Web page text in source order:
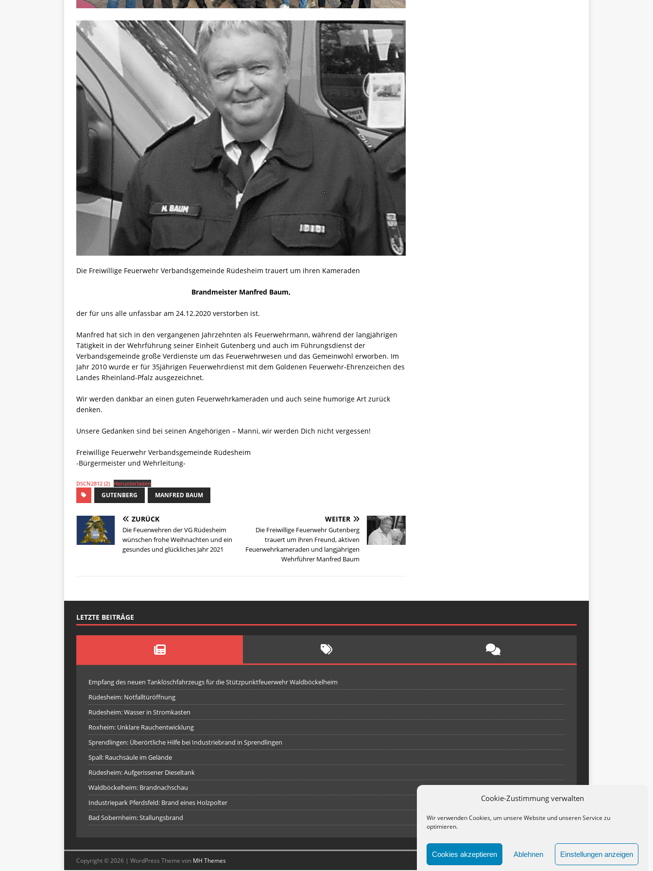
Cookie-Zustimmung verwalten
Wir verwenden Cookies, um unsere Website und unseren Service zu
optimieren.
Cookies akzeptieren Ablehnen Einstellungen anzeigen
Die Freiwillige Feuerwehr Verbandsgemeinde Rüdesheim trauert um ihren Kameraden
Brandmeister Manfred Baum,
der für uns alle unfassbar am 24.12.2020 verstorben ist.
Manfred hat sich in den vergangenen Jahrzehnten als Feuerwehrmann, während der langjährigen
Tätigkeit in der Wehrführung seiner Einheit Gutenberg und auch im Führungsdienst der
Verbandsgemeinde große Verdienste um das Feuerwehrwesen und das Gemeinwohl erworben. Im
Jahr 2010 wurde er für 35jährigen Feuerwehrdienst mit dem Goldenen Feuerwehr-Ehrenzeichen des
Landes Rheinland-Pfalz ausgezeichnet.
Wir werden dankbar an einen guten Feuerwehrkameraden und auch seine humorige Art zurück
denken.
Unsere Gedanken sind bei seinen Angehörigen – Manni, wir werden Dich nicht vergessen!
Freiwillige Feuerwehr Verbandsgemeinde Rüdesheim
-Bürgermeister und Wehrleitung-
DSCN2812 (2) Herunterladen
GUTENBERG MANFRED BAUM
ZURÜCK
Die Feuerwehren der VG Rüdesheim
wünschen frohe Weihnachten und ein
gesundes und glückliches Jahr 2021
WEITER
Die Freiwillige Feuerwehr Gutenberg
trauert um ihren Freund, aktiven
Feuerwehrkameraden und langjährigen
Wehrführer Manfred Baum
LETZTE BEITRÄGE
Empfang des neuen Tanklöschfahrzeugs für die Stützpunktfeuerwehr Waldböckelheim
Rüdesheim: Notfalltüröffnung
Rüdesheim: Wasser in Stromkasten
Roxheim: Unklare Rauchentwicklung
Sprendlingen: Überörtliche Hilfe bei Industriebrand in Sprendlingen
Spall: Rauchsäule im Gelände
Rüdesheim: Aufgerissener Dieseltank
Waldböckelheim: Brandnachschau
Industriepark Pferdsfeld: Brand eines Holzpolter
Bad Sobernheim: Stallungsbrand
Copyright © 2026 | WordPress Theme von MH Themes